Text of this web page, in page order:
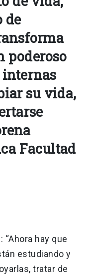
de
poderoso
internas
su vida,
Facultad
hay que
estudiando y
tratar de